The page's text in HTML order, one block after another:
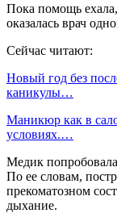
Пока помощь
оказалась врач
Сейчас читают:
Новый год без
каникулы…
Маникюр как в
условиях.…
Медик
По ее словам,
прекоматозном
дыхание.